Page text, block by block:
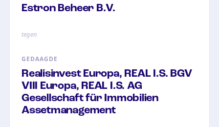
Estron Beheer B.V.
tegen
GEDAAGDE
Realisinvest Europa, REAL I.S. BGV
VIII Europa, REAL I.S. AG
Gesellschaft für Immobilien
Assetmanagement